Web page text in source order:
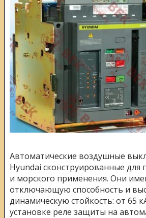
Автоматические воздушные
Hyundai сконструированные
и морского применения. Они
отключающую способность и
динамическую стойкость: от 65
установке реле защиты на